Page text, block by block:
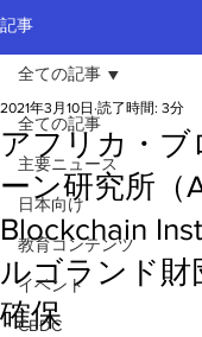
記事
全ての記事
主要ニュース
日本向け
教育コンテンツ
イベント
CBDC
全ての記事
アフリカ・ブ
ーン研究所（
Blockchain
ルゴランド財
確保
2021年3月10日 読了時間: 3分